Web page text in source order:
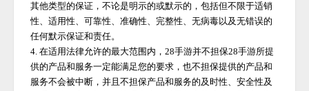
其他类型的保证，不论是明示的或默示的，包括但不限于适销
性、适用性、可靠性、准确性、完整性、无病毒以及无错误的
任何默示保证和责任。
4. 在适用法律允许的最大范围内，28手游并不担保28手游所提
供的产品和服务一定能满足您的要求，也不担保提供的产品和
服务不会被中断，并且不担保产品和服务的及时性、安全性及